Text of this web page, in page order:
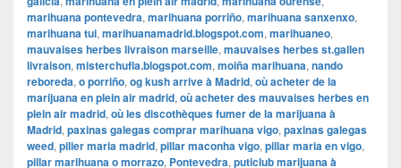
marihuana pontevedra, marihuana porriño, marihuana sanxenxo,
marihuana tui, marihuanamadrid.blogspot.com, marihuaneo,
mauvaises herbes livraison marseille, mauvaises herbes st.gallen
livraison, misterchufla.blogspot.com, moiña marihuana, nando
reboreda, o porriño, og kush arrive à Madrid, où acheter de la
marijuana en plein air madrid, où acheter des mauvaises herbes en
plein air madrid, où les discothèques fumer de la marijuana à
Madrid, paxinas galegas comprar marihuana vigo, paxinas galegas
weed, pilier maria madrid, pillar maconha vigo, pillar maria en vigo,
pillar marihuana o morrazo, Pontevedra, puticlub marijuana à